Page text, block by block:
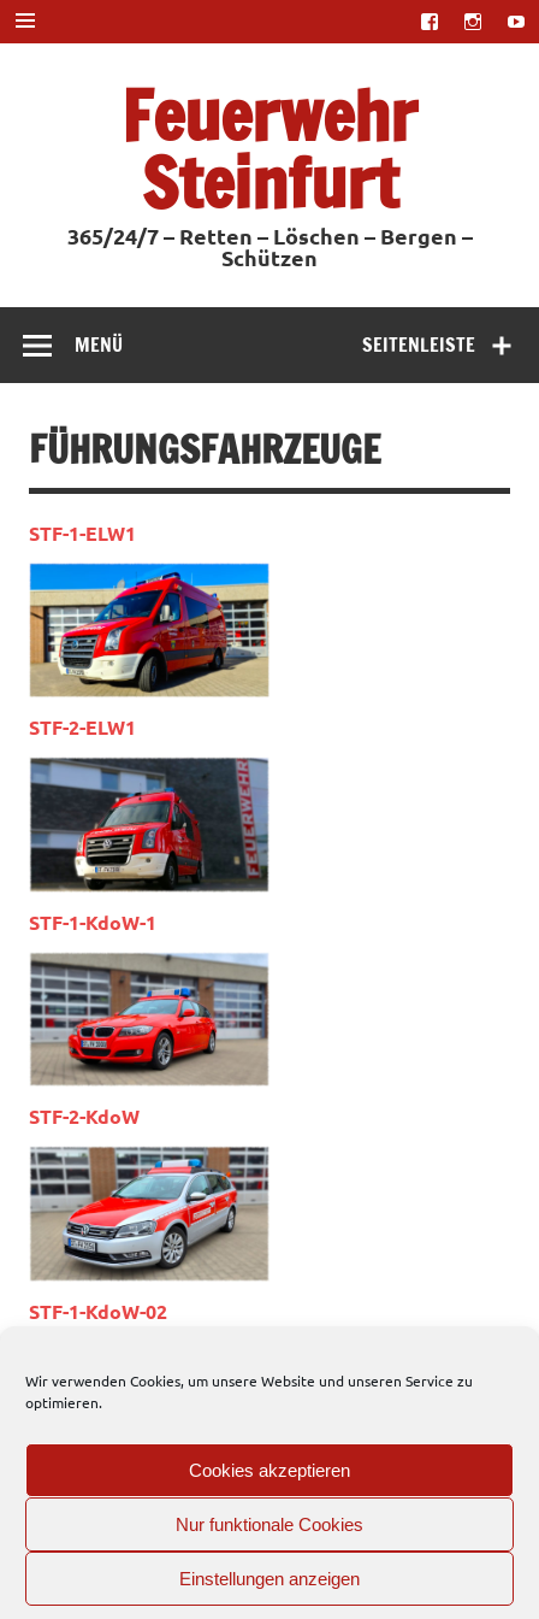
Wir verwenden Cookies, um unsere Website und unseren Service zu
optimieren.
Cookies akzeptieren
Nur funktionale Cookies
Einstellungen anzeigen
Zum
Inhalt
springen
Feuerwehr
Steinfurt
365/24/7 – Retten – Löschen – Bergen –
Schützen
SEITENLEISTE
MENÜ
FÜHRUNGSFAHRZEUGE
STF-1-ELW1
STF-2-ELW1
STF-1-KdoW-1
STF-2-KdoW
STF-1-KdoW-02
EFD
Interner Bereich